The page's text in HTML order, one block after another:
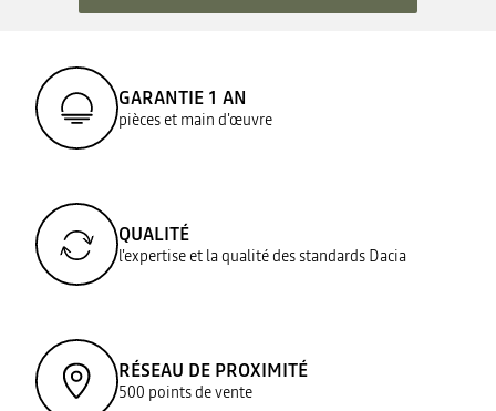
GARANTIE 1 AN
pièces et main d'œuvre
QUALITÉ
l'expertise et la qualité des standards Dacia
RÉSEAU DE PROXIMITÉ
500 points de vente